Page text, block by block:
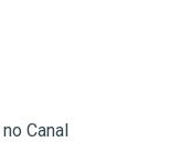
Canal